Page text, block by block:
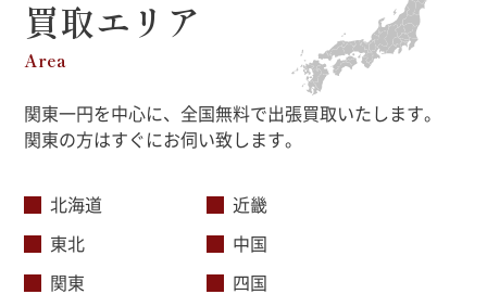
買取エリア
Area
関東一円を中心に、全国無料で出張買取いたします。
関東の方はすぐにお伺い致します。
北海道
東北
関東
近畿
中国
四国